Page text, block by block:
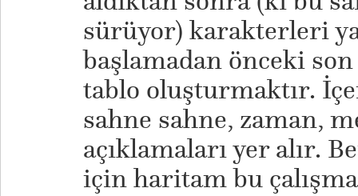
sürüyor) karakterleri
başlamadan önceki
tablo oluşturmaktır.
sahne sahne, zaman,
açıklamaları yer alır.
için haritam bu